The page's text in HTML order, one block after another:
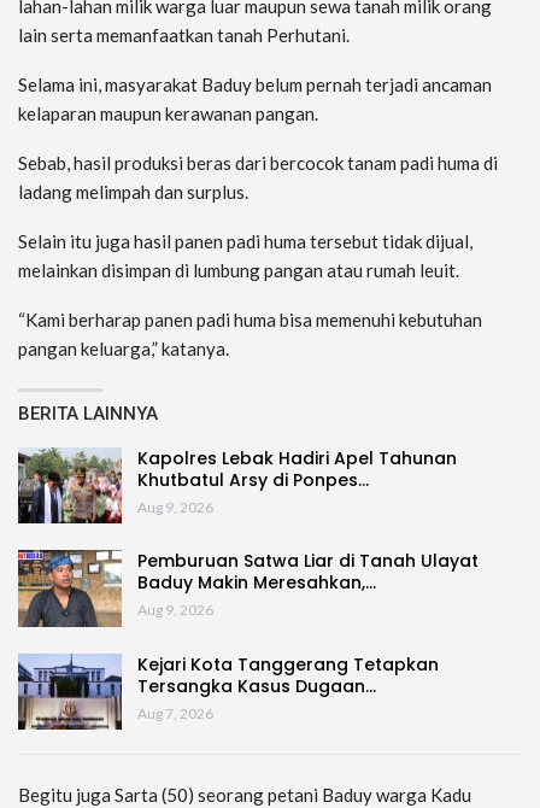
lahan-lahan milik warga luar maupun sewa tanah milik orang
lain serta memanfaatkan tanah Perhutani.
Selama ini, masyarakat Baduy belum pernah terjadi ancaman
kelaparan maupun kerawanan pangan.
Sebab, hasil produksi beras dari bercocok tanam padi huma di
ladang melimpah dan surplus.
Selain itu juga hasil panen padi huma tersebut tidak dijual,
melainkan disimpan di lumbung pangan atau rumah leuit.
“Kami berharap panen padi huma bisa memenuhi kebutuhan
pangan keluarga,” katanya.
BERITA LAINNYA
Kapolres Lebak Hadiri Apel Tahunan
Khutbatul Arsy di Ponpes…
Aug 9, 2026
Pemburuan Satwa Liar di Tanah Ulayat
Baduy Makin Meresahkan,…
Aug 9, 2026
Kejari Kota Tanggerang Tetapkan
Tersangka Kasus Dugaan…
Aug 7, 2026
Begitu juga Sarta (50) seorang petani Baduy warga Kadu